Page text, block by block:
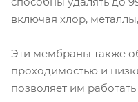
включая хлор,
Эти мембраны также
проходимостью и
позволяет им